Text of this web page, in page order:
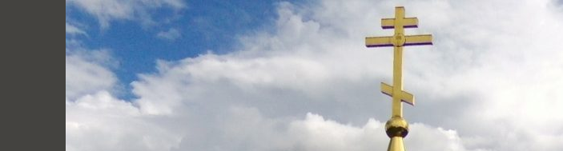
Перейти
к
содержимому